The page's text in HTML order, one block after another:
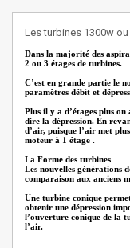
Les turbines 1300w
Dans la majorité des
2 ou 3 étages de turbines.
C’est en grande partie le
paramètres débit et
Plus il y a d’étages plus
dire la dépression. En
d’air, puisque l’air met
moteur à 1 étage .
La Forme des turbines
Les nouvelles générations
comparaison aux anciens
Une turbine conique
obtenir une dépression
l’ouverture conique de la
l’air.